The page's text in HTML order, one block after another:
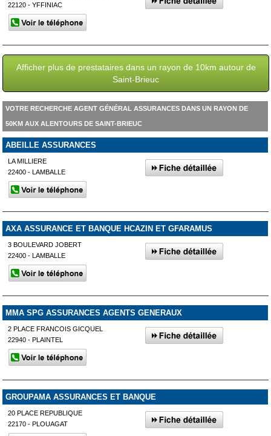
22120 - YFFINIAC
Afficher plus de prestataires dans un rayon de 10km autour de
Saint-Brieuc
VOTRE RECHERCHE AGENT GÉNÉRAL ASSURANCES DANS UN RAYON DE
50KM AUX ALENTOURS DE SAINT-BRIEUC
ABEILLE ASSURANCES
LA MILLIERE
22400 - LAMBALLE
AXA ASSURANCE ET BANQUE HCAZIN ET GFARAMUS
3 BOULEVARD JOBERT
22400 - LAMBALLE
MMA SPG ASSURANCES AGENTS GENERAUX
2 PLACE FRANCOIS GICQUEL
22940 - PLAINTEL
GROUPAMA ASSURANCES ET BANQUE
20 PLACE REPUBLIQUE
22170 - PLOUAGAT